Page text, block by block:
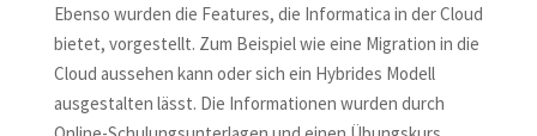
Ebenso wurden die Features, die Informatica in der Cloud
bietet, vorgestellt. Zum Beispiel wie eine Migration in die
Cloud aussehen kann oder sich ein Hybrides Modell
ausgestalten lässt. Die Informationen wurden durch